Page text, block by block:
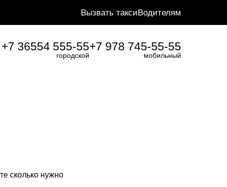
Вызвать таксиВодителям
+7 36554 555-55
городской
+7 978 745-55-55
мобильный
сколько нужно